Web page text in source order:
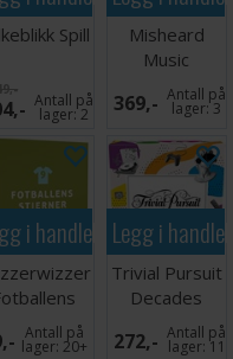
som er spesielt nyttig for
rekkefølgen
noe som gir
for å være
slik at trivia blir
til et felles eventyr,
er garantert – enten
Spill
Antall på
lager:2
Misheard
Music
Partyspill
369,- Antall på
lager:3
i handlekurven
Stjerner
Antall på
lager:20+
Legg i
Trivial Pursuit
Decades
Brettspill
272,- Antall på
lager: 11